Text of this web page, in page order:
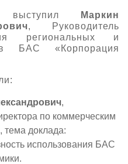
выступил
Маркин
, Руководитель
региональных и
БАС «Корпорация
,
по коммерческим
доклада:
использования БАС